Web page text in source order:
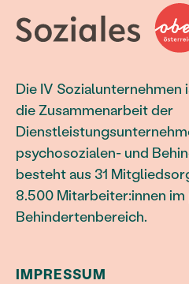
IMPRESSUM
Die IV
die Zusammenarbeit der
psychosozialen- und
besteht aus 31
8.500 Mitarbeiter:innen
Behindertenbereich.